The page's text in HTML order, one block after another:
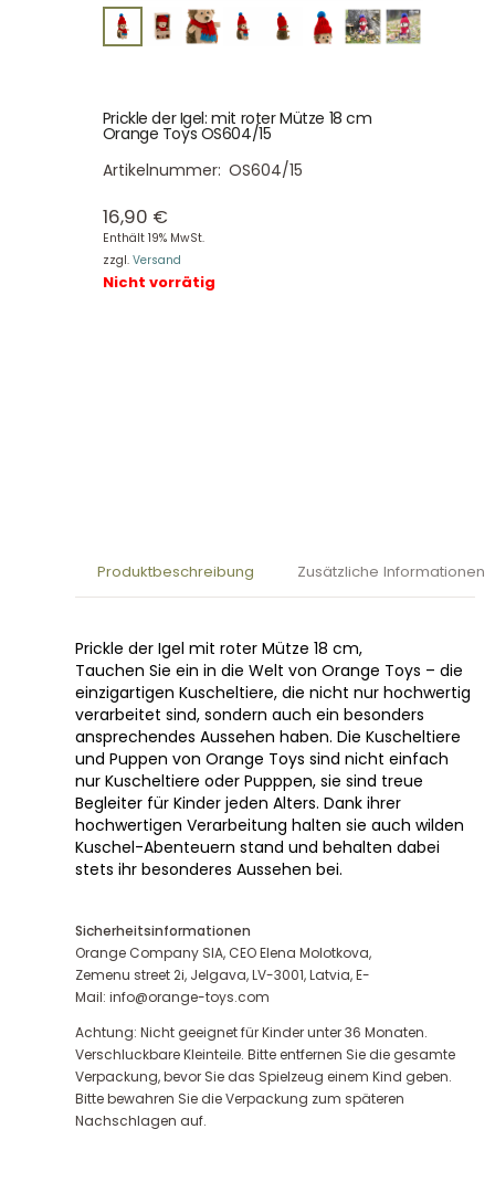
Prickle der Igel: mit roter Mütze 18 cm
Orange Toys OS604/15
Artikelnummer: OS604/15
16,90 €
Enthält 19% MwSt.
zzgl. Versand
Nicht vorrätig
Produktbeschreibung Zusätzliche Informationen
Prickle der Igel mit roter Mütze 18 cm,
Tauchen Sie ein in die Welt von Orange Toys – die
einzigartigen Kuscheltiere, die nicht nur hochwertig
verarbeitet sind, sondern auch ein besonders
ansprechendes Aussehen haben. Die Kuscheltiere
und Puppen von Orange Toys sind nicht einfach
nur Kuscheltiere oder Pupppen, sie sind treue
Begleiter für Kinder jeden Alters. Dank ihrer
hochwertigen Verarbeitung halten sie auch wilden
Kuschel-Abenteuern stand und behalten dabei
stets ihr besonderes Aussehen bei.
Sicherheitsinformationen
Orange Company SIA, CEO Elena Molotkova,
Zemenu street 2i, Jelgava, LV-3001, Latvia, E-
Mail: info@orange-toys.com
Achtung: Nicht geeignet für Kinder unter 36 Monaten.
Verschluckbare Kleinteile. Bitte entfernen Sie die gesamte
Verpackung, bevor Sie das Spielzeug einem Kind geben.
Bitte bewahren Sie die Verpackung zum späteren
Nachschlagen auf.